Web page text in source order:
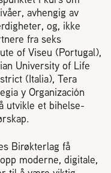
avhengig av
og, ikke
fra seks
of Viseu (Portugal),
University of Life
(Italia), Tera
y Organización
utvikle et bihelse-
Birøkterlag få
moderne, digitale,